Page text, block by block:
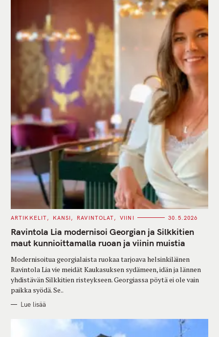
C
T
E
G
O
I
S
ARTIKKELIT KANSI RAVINTOLAT VIINI 30.5.2026
Ravintola Lia modernisoi Georgian ja Silkkitien
maut kunnioittamalla ruoan ja viinin muistia
Modernisoitua georgialaista ruokaa tarjoava helsinkiläinen
Ravintola Lia vie meidät Kaukasuksen sydämeen, idän ja lännen
yhdistävän Silkkitien risteykseen. Georgiassa pöytä ei ole vain
paikka syödä. Se..
Lue lisää